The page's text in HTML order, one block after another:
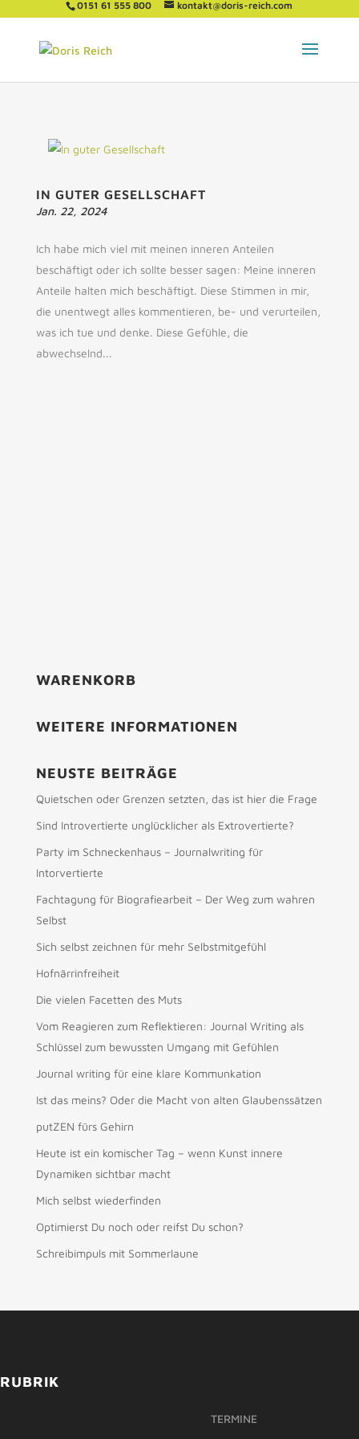
0151 61 555 800 kontakt@doris-reich.com
IN GUTER GESELLSCHAFT
Jan. 22, 2024
Ich habe mich viel mit meinen inneren Anteilen
beschäftigt oder ich sollte besser sagen: Meine inneren
Anteile halten mich beschäftigt. Diese Stimmen in mir,
die unentwegt alles kommentieren, be- und verurteilen,
was ich tue und denke. Diese Gefühle, die
abwechselnd...
WARENKORB
WEITERE INFORMATIONEN
NEUSTE BEITRÄGE
Quietschen oder Grenzen setzten, das ist hier die Frage
Sind Introvertierte unglücklicher als Extrovertierte?
Party im Schneckenhaus – Journalwriting für
Intorvertierte
Fachtagung für Biografiearbeit – Der Weg zum wahren
Selbst
Sich selbst zeichnen für mehr Selbstmitgefühl
Hofnärrinfreiheit
Die vielen Facetten des Muts
Vom Reagieren zum Reflektieren: Journal Writing als
Schlüssel zum bewussten Umgang mit Gefühlen
Journal writing für eine klare Kommunkation
Ist das meins? Oder die Macht von alten Glaubenssätzen
putZEN fürs Gehirn
Heute ist ein komischer Tag – wenn Kunst innere
Dynamiken sichtbar macht
Mich selbst wiederfinden
Optimierst Du noch oder reifst Du schon?
Schreibimpuls mit Sommerlaune
RUBRIK
TERMINE